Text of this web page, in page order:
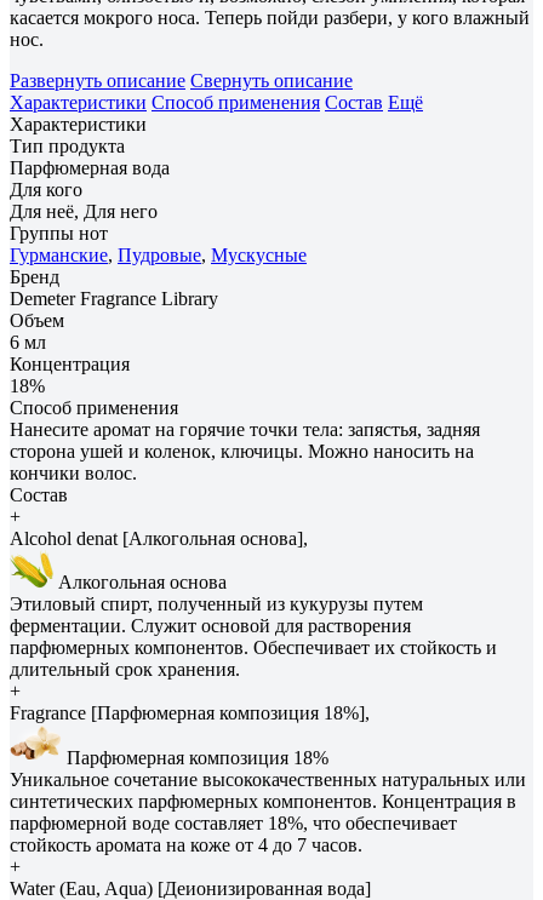
касается мокрого носа. Теперь пойди разбери, у кого влажный
нос.
Развернуть описание Свернуть описание
Характеристики Способ применения Состав Ещё
Характеристики
Тип продукта
Парфюмерная вода
Для кого
Для неё, Для него
Группы нот
Гурманские, Пудровые, Мускусные
Бренд
Demeter Fragrance Library
Объем
6 мл
Концентрация
18%
Способ применения
Нанесите аромат на горячие точки тела: запястья, задняя
сторона ушей и коленок, ключицы. Можно наносить на
кончики волос.
Состав
+
Alcohol denat [Алкогольная основа],
Алкогольная основа
Этиловый спирт, полученный из кукурузы путем
ферментации. Служит основой для растворения
парфюмерных компонентов. Обеспечивает их стойкость и
длительный срок хранения.
+
Fragrance [Парфюмерная композиция 18%],
Парфюмерная композиция 18%
Уникальное сочетание высококачественных натуральных или
синтетических парфюмерных компонентов. Концентрация в
парфюмерной воде составляет 18%, что обеспечивает
стойкость аромата на коже от 4 до 7 часов.
+
Water (Eau, Aqua) [Деионизированная вода]